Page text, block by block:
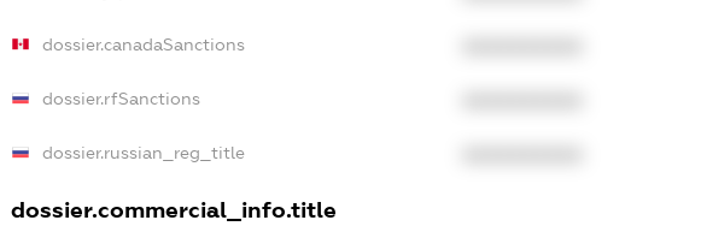
dossier.canadaSanctions
dossier.rfSanctions
dossier.russian_reg_title
dossier.commercial_info.title